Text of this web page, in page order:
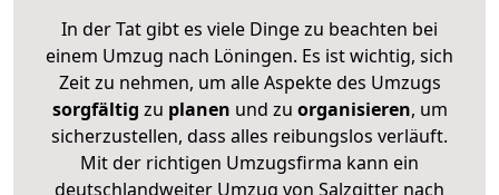
In der Tat gibt es viele Dinge zu beachten bei
einem Umzug nach Löningen. Es ist wichtig, sich
Zeit zu nehmen, um alle Aspekte des Umzugs
sorgfältig zu planen und zu organisieren, um
sicherzustellen, dass alles reibungslos verläuft.
Mit der richtigen Umzugsfirma kann ein
deutschlandweiter Umzug von Salzgitter nach